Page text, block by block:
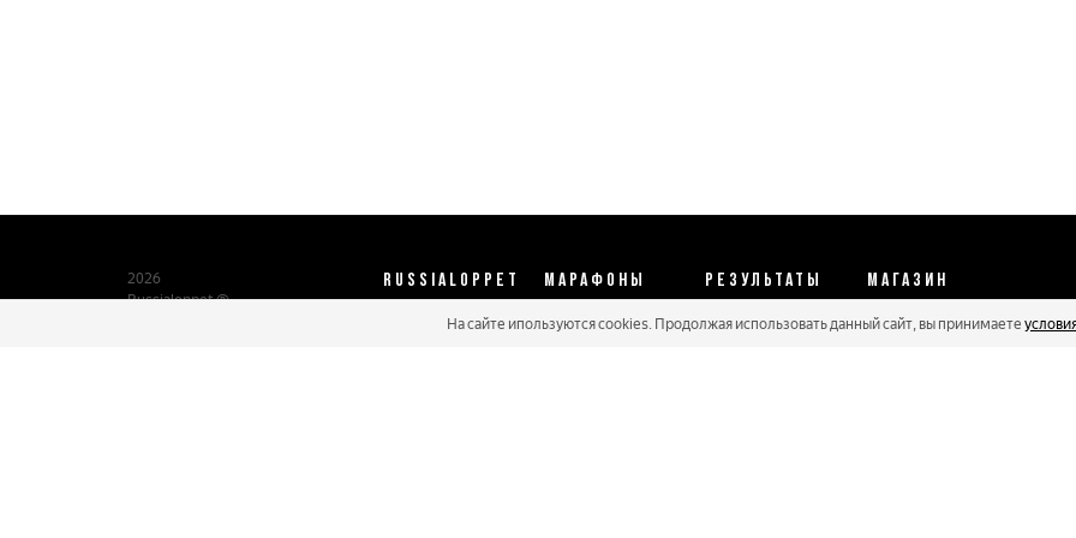
2026
Russialoppet ®
RUSSIALOPPET МАРАФОНЫ РЕЗУЛЬТАТЫ МАГАЗИН
Календарь 2026
Протоколы 2025
Реквизиты
На сайте ипользуются cookies. Продолжая использовать данный сайт, вы принимаете